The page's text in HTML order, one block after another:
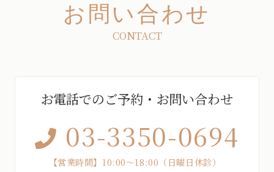
お問い合わせ
CONTACT
お電話でのご予約・お問い合わせ
03-3350-0694
【営業時間】10:00～18:00（日曜日休診）